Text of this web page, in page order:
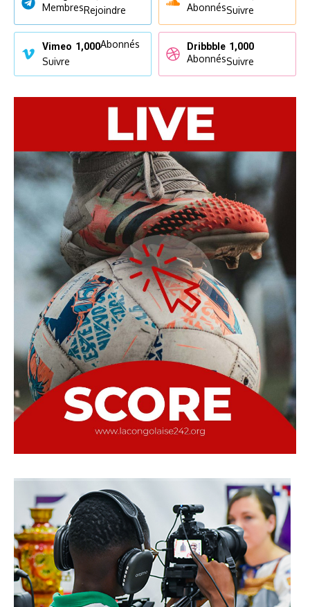
MembresRejoindre AbonnésSuivre
Vimeo 1,000Abonnés
Suivre
Dribbble 1,000
AbonnésSuivre